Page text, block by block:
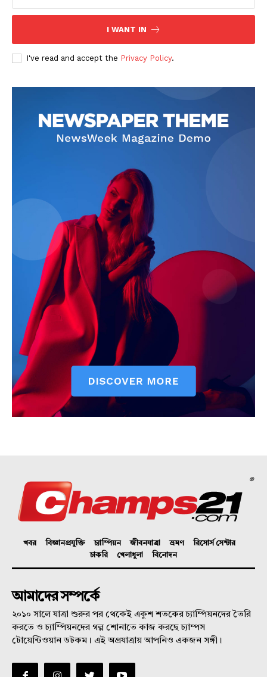
About
Subscription Plans
My account
I WANT IN
I've read and accept the Privacy Policy.
©
খবর বিজ্ঞানপ্রযুক্তি চ্যাম্পিয়ন জীবনযাত্রা ভ্রমণ
রিসোর্স সেন্টার
চাকরি
খেলাধুলা বিনোদন
আমাদের সম্পর্কে
২০১০ সালে যাত্রা শুরুর পর থেকেই একুশ শতকের চ্যাম্পিয়নদের তৈরি
করতে ও চ্যাম্পিয়নদের গল্প শোনাতে কাজ করছে চ্যাম্পস
টোয়েন্টিওয়ান ডটকম। এই অগ্রযাত্রায় আপনিও একজন সঙ্গী।